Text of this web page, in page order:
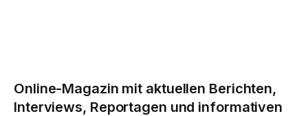
Online-Magazin mit aktuellen Berichten,
Interviews, Reportagen und informativen